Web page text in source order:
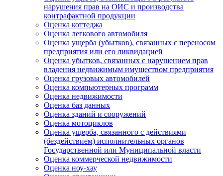
нарушения прав на ОИС и производства
контрафактной продукции
Оценка коттеджа
Оценка легкового автомобиля
Оценка ущерба (убытков), связанных с переносом
предприятия или его ликвидацией
Оценка убытков, связанных с нарушением прав
владения недвижимым имуществом предприятия
Оценка грузовых автомобилей
Оценка компьютерных программ
Оценка недвижимости
Оценка баз данных
Оценка зданий и сооружений
Оценка мотоциклов
Оценка ущерба, связанного с действиями
(бездействием) исполнительных органов
Государственной или Муниципальной власти
Оценка коммерческой недвижимости
Оценка ноу-хау